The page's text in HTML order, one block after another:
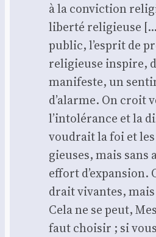
à la convic­tion
liber­té reli­gieuse
public, l’esprit de
reli­gieuse ins­pire,
mani­feste, un
d’alarme. On croit
l’intolérance et la
vou­drait la foi et
gieuses, mais sans
effort d’expansion.
drait vivantes,
Cela ne se peut,
faut choi­sir ; si